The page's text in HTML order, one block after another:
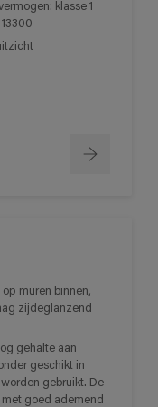
klasse 1
muren binnen,
zijdeglanzend
gehalte aan
geschikt in
gebruikt. De
goed ademend